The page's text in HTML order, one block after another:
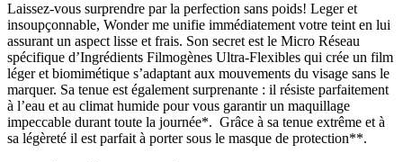
Laissez-vous surprendre par la perfection sans poids! Leger et
insoupçonnable, Wonder me unifie immédiatement votre teint en lui
assurant un aspect lisse et frais. Son secret est le Micro Réseau
spécifique d’Ingrédients Filmogènes Ultra-Flexibles qui crée un film
léger et biomimétique s’adaptant aux mouvements du visage sans le
marquer. Sa tenue est également surprenante : il résiste parfaitement
à l’eau et au climat humide pour vous garantir un maquillage
impeccable durant toute la journée*. Grâce à sa tenue extrême et à
sa légèreté il est parfait à porter sous le masque de protection**.